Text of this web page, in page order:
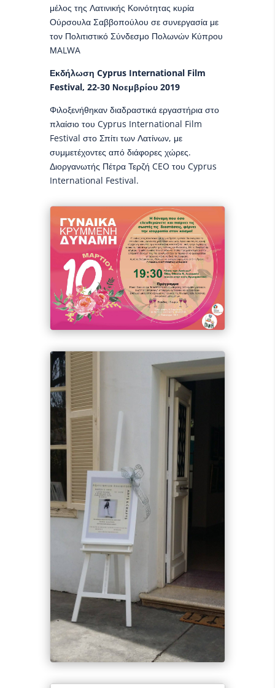
μέλος της Λατινικής Κοινότητας κυρία
Ούρσουλα Σαββοπούλου σε συνεργασία με
τον Πολιτιστικό Σύνδεσμο Πολωνών Κύπρου
ΜALWA
Εκδήλωση Cyprus International Film
Festival, 22-30 Νοεμβρίου 2019
Φιλοξενήθηκαν διαδραστικά εργαστήρια στο
πλαίσιο του Cyprus International Film
Festival στο Σπίτι των Λατίνων, με
συμμετέχοντες από διάφορες χώρες.
Διοργανωτής Πέτρα Τερζή CEO του Cyprus
International Festival.